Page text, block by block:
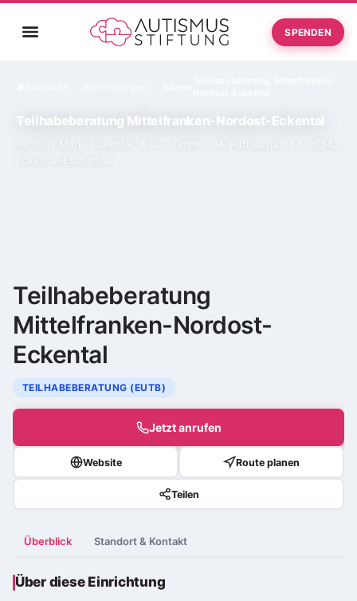
SPENDEN
Teilhabeberatung Mittelfranken-Nordost-Eckental
Rathaus Markt Eckental, 4.OG, Zimmer 04, Rathausplatz 1, 90542
Teilhabeberatung
Mittelfranken-Nordost-
Eckental
TEILHABEBERATUNG (EUTB)
Jetzt anrufen
Website Route planen
Teilen
Überblick Standort & Kontakt
Über diese Einrichtung